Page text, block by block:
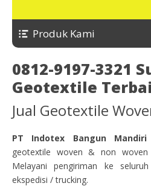
Produk Kami
0812-9197-3321
Geotextile
Jual Geotextile
PT Indotex Bangun Mandiri
geotextile woven & non woven
Melayani pengiriman ke
ekspedisi / trucking.